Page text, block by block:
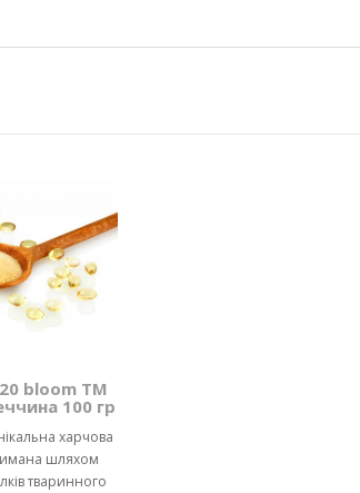
bloom ТМ
100 гр
харчова
шляхом
тваринного